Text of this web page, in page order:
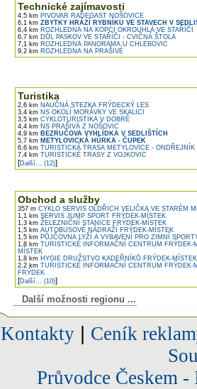
Technické zajímavosti
4,5 km PIVOVAR RADEGAST NOŠOVICE
6,1 km ZBYTKY HRÁZÍ RYBNÍKU VE STAVECH V
6,4 km ROZHLEDNA NA KOPCI OKROUHLÁ VE STAŘÍČI
6,7 km DŮL PASKOV VE STAŘÍČI - CVIČNÁ ŠTOLA
7,1 km ROZHLEDNA PANORAMA U CHLEBOVIC
9,2 km ROZHLEDNA NA PRAŠIVÉ
Turistika
2,6 km NAUČNÁ STEZKA FRÝDECKÝ LES
3,4 km NS OKOLÍ MORÁVKY VE SKALICI
3,5 km CYKLOTURISTIKA V DOBRÉ
4,4 km NS PRAŠIVÁ Z NOŠOVIC
4,9 km BEZRUČOVA VYHLÍDKA V SEDLIŠTÍCH
5,7 km METYLOVICKÁ HŮRKA - ČUPEK
6,6 km TURISTICKÁ TRASA METYLOVICE - ONDŘEJNÍK
7,4 km TURISTICKÉ TRASY Z VOJKOVIC
[Další... (12)]
Obchod a služby
357 m CYKLO SERVIS OLDŘICH VELIČKA VE STARÉM
1,1 km SERVIS JUMP SPORT FRÝDEK-MÍSTEK
1,3 km ŽELEZNIČNÍ STANICE FRÝDEK-MÍSTEK
1,5 km AUTOBUSOVÉ NÁDRAŽÍ FRÝDEK-MÍSTEK
1,5 km PŮJČOVNA LYŽÍ A VYBAVENÍ PRO ZIMNÍ
1,8 km TURISTICKÉ INFORMAČNÍ CENTRUM FRÝDEK-
MÍSTEK
1,8 km HYGIE DRUŽSTVO KADEŘNÍKŮ FRÝDEK-
2,2 km TURISTICKÉ INFORMAČNÍ CENTRUM FRÝDEK-
FRÝDEK
[Další... (10)]
Další možnosti regionu ...
Kontakty| Ceník
Průvodce Českem